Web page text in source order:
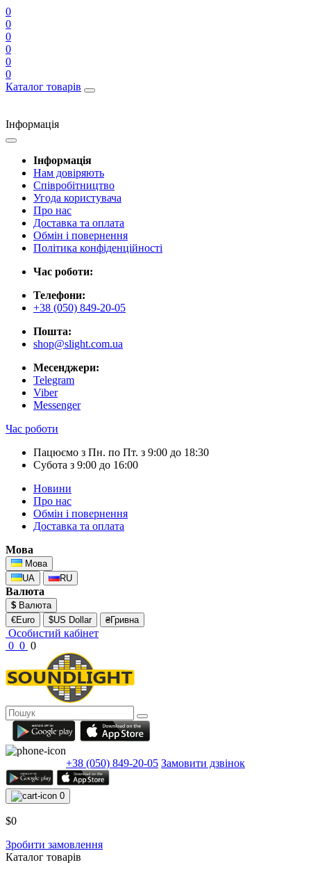
0
0
0
0
0
0
Каталог товарів
Інформація
Інформація
Нам довіряють
Співробітництво
Угода користувача
Про нас
Доставка та оплата
Обмін і повернення
Політика конфіденційності
Час роботи:
Телефони:
+38 (050) 849-20-05
Пошта:
shop@slight.com.ua
Месенджери:
Telegram
Viber
Messenger
Час роботи
Пацюємо з Пн. по Пт. з 9:00 до 18:30
Субота з 9:00 до 16:00
Новини
Про нас
Обмін і повернення
Доставка та оплата
Мова
Мова
UA
RU
Валюта
$ Валюта
€Euro
$US Dollar ₴Гривна
Особистий кабінет
0 0 0
+38 (050) 849-20-05 Замовити дзвінок
0
$0
Зробити замовлення
Каталог товарів